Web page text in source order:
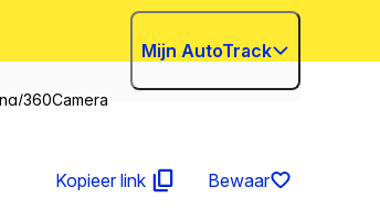
Mijn AutoTrack
360Camera
Kopieer link Bewaar